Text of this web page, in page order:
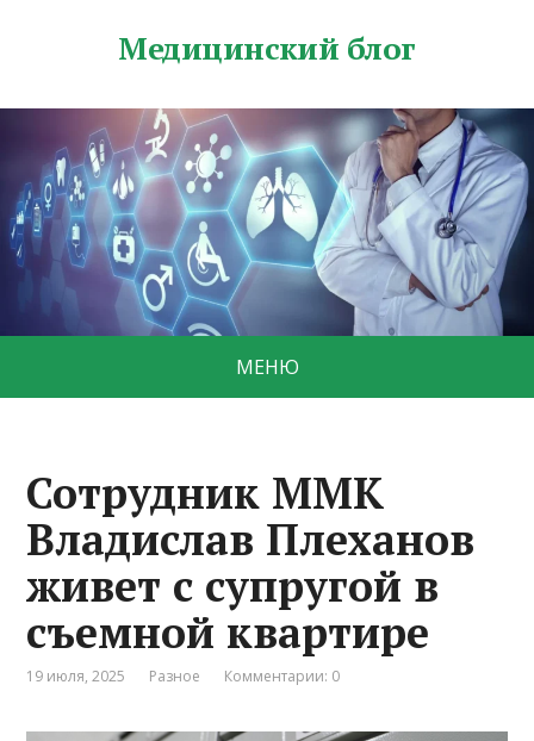
Медицинский блог
МЕНЮ
Сотрудник ММК
Владислав Плеханов
живет с супругой в
съемной квартире
19 июля, 2025 Разное Комментарии: 0